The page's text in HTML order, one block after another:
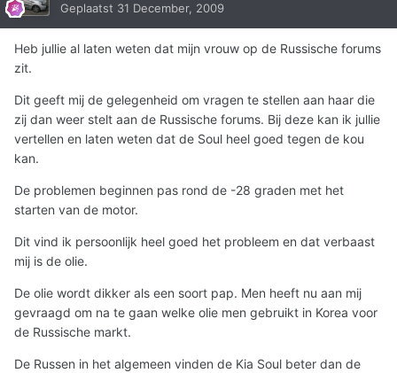
Geplaatst 31 December, 2009
Heb jullie al laten weten dat mijn vrouw op de Russische forums
zit.
Dit geeft mij de gelegenheid om vragen te stellen aan haar die
zij dan weer stelt aan de Russische forums. Bij deze kan ik jullie
vertellen en laten weten dat de Soul heel goed tegen de kou
kan.
De problemen beginnen pas rond de -28 graden met het
starten van de motor.
Dit vind ik persoonlijk heel goed het probleem en dat verbaast
mij is de olie.
De olie wordt dikker als een soort pap. Men heeft nu aan mij
gevraagd om na te gaan welke olie men gebruikt in Korea voor
de Russische markt.
De Russen in het algemeen vinden de Kia Soul beter dan de